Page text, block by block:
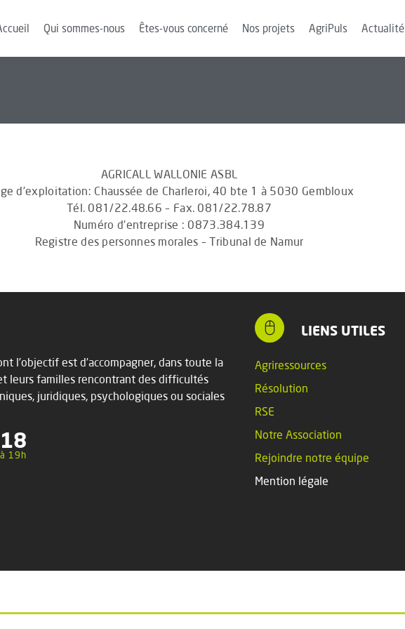
Qui sommes-nous Êtes-vous concerné Nos projets AgriPuls Actualité
AGRICALL WALLONIE ASBL
d’exploitation: Chaussée de Charleroi, 40 bte 1 à 5030 Gembloux
Tél. 081/22.48.66 – Fax. 081/22.78.87
Numéro d’entreprise : 0873.384.139
Registre des personnes morales – Tribunal de Namur
l’objectif est d’accompagner, dans toute la
leurs familles rencontrant des difficultés
juridiques, psychologiques ou sociales
19h
LIENS UTILES
Agriressources
Résolution
RSE
Notre Association
Rejoindre notre équipe
Mention légale